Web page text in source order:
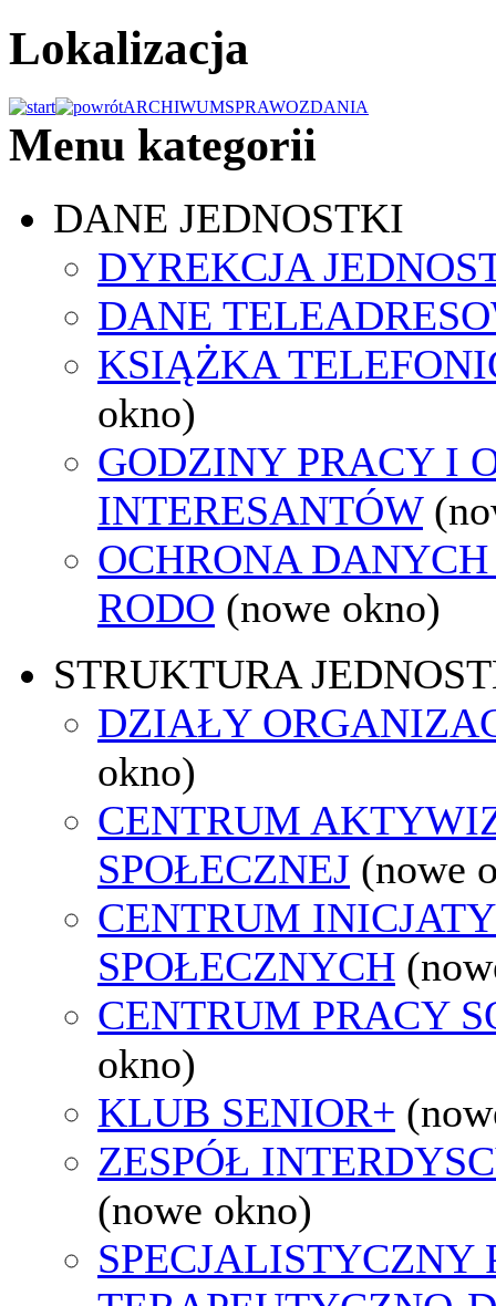
Lokalizacja
ARCHIWUMSPRAWOZDANIA
Menu kategorii
DANE JEDNOSTKI
DYREKCJA
DANE
KSIĄŻKA
okno)
GODZINY PRACY I
INTERESANTÓW
OCHRONA
RODO (nowe okno)
STRUKTURA
DZIAŁY
okno)
CENTRUM
SPOŁECZNEJ (nowe
CENTRUM
SPOŁECZNYCH
CENTRUM PRACY
okno)
KLUB SENIOR+
ZESPÓŁ
(nowe okno)
SPECJALISTYCZNY